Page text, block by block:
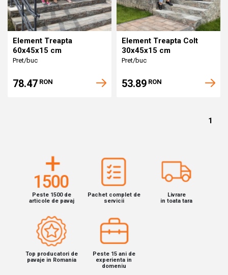
Element Treapta
60x45x15 cm
Pret/buc
78.47 RON
Element Treapta Colt
30x45x15 cm
Pret/buc
53.89 RON
1
Peste 1500 de
articole de pavaj
Pachet complet de
servicii
Livrare
in toata tara
Top producatori de
pavaje in Romania
Peste 15 ani de
experienta in
domeniu